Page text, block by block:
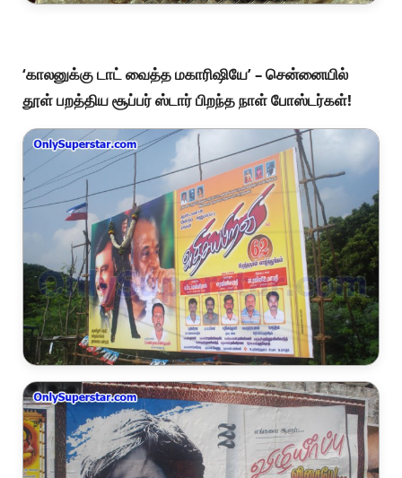
‘காலனுக்கு டாட் வைத்த மகாரிஷியே’ – சென்னையில்
தூள் பறத்திய சூப்பர் ஸ்டார் பிறந்த நாள் போஸ்டர்கள்!